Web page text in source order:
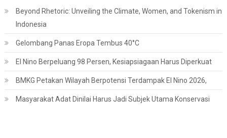
Beyond Rhetoric: Unveiling the Climate, Women, and Tokenism in
Indonesia
Gelombang Panas Eropa Tembus 40°C
El Nino Berpeluang 98 Persen, Kesiapsiagaan Harus Diperkuat
BMKG Petakan Wilayah Berpotensi Terdampak El Nino 2026,
Masyarakat Adat Dinilai Harus Jadi Subjek Utama Konservasi